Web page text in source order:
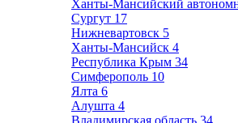
Ханты-Мансийский
Сургут 17
Нижневартовск 5
Ханты-Мансийск 4
Республика Крым 34
Симферополь 10
Ялта 6
Алушта 4
Владимирская область 34